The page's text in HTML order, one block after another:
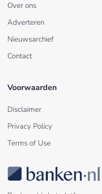
Over ons
Adverteren
Nieuwsarchief
Contact
Voorwaarden
Disclaimer
Privacy Policy
Terms of Use